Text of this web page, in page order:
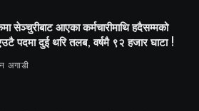
सेञ्चुरीबाट आएका कर्मचारीमाथि हदैसम्मको
पदमा दुई थरि तलब, वर्षमै ९२ हजार घाटा !
अगाडी